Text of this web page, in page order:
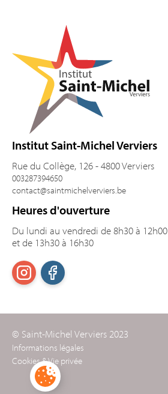
Institut Saint-Michel Verviers
Rue du Collège, 126 - 4800 Verviers
003287394650
contact@saintmichelverviers.be
Heures d'ouverture
Du lundi au vendredi de 8h30 à 12h00
et de 13h30 à 16h30
© Saint-Michel Verviers 2023
Informations légales
Cookies & Vie privée